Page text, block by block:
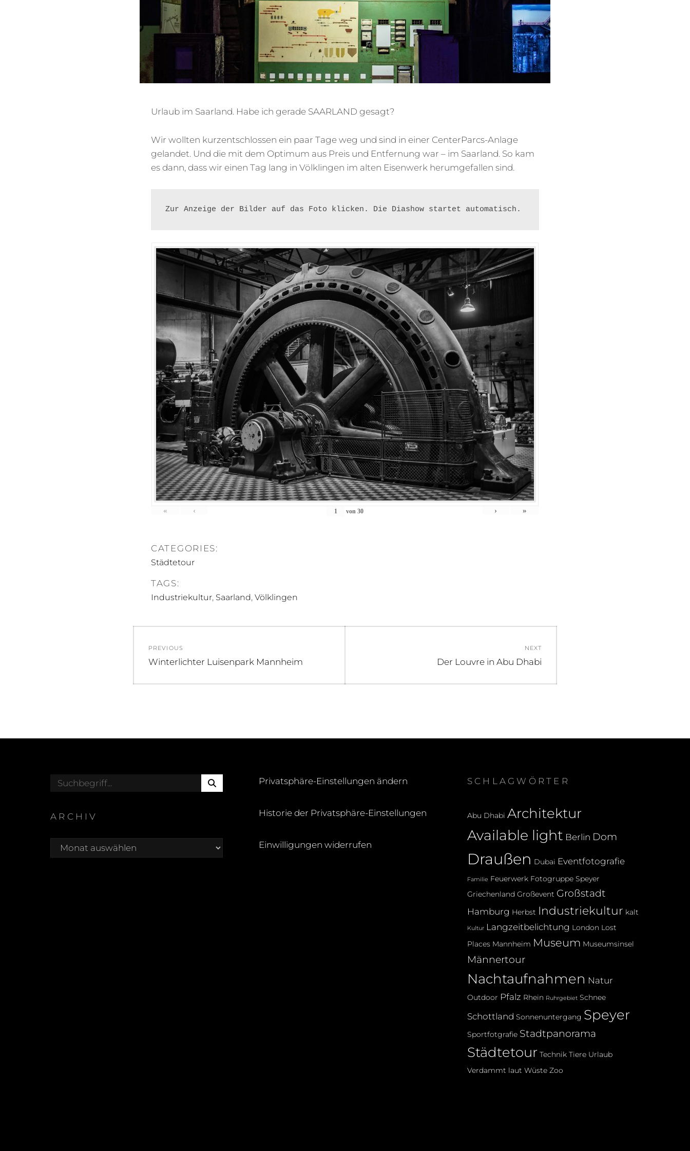
Urlaub im Saarland. Habe ich gerade SAARLAND gesagt?
Wir wollten kurzentschlossen ein paar Tage weg und sind in einer CenterParcs-Anlage
gelandet. Und die mit dem Optimum aus Preis und Entfernung war – im Saarland. So kam
es dann, dass wir einen Tag lang in Völklingen im alten Eisenwerk herumgefallen sind.
Zur Anzeige der Bilder auf das Foto klicken. Die Diashow startet automatisch.
« ‹ von 30 › »
CATEGORIES:
Städtetour
TAGS:
Industriekultur, Saarland, Völklingen
PREVIOUS
Previous
Winterlichter Luisenpark Mannheim
NEXT
Next
Der Louvre in Abu Dhabi
Search
ARCHIV
Archiv
Privatsphäre-Einstellungen ändern
Historie der Privatsphäre-Einstellungen
Einwilligungen widerrufen
SCHLAGWÖRTER
Abu Dhabi Architektur
Available light Berlin Dom
Draußen Dubai Eventfotografie
Familie Feuerwerk Fotogruppe Speyer
Griechenland Großevent Großstadt
Hamburg Herbst Industriekultur kalt
Kultur Langzeitbelichtung London Lost
Places Mannheim Museum Museumsinsel
Männertour
Nachtaufnahmen Natur
Outdoor Pfalz Rhein Ruhrgebiet Schnee
Schottland Sonnenuntergang Speyer
Sportfotgrafie Stadtpanorama
Städtetour Technik Tiere Urlaub
Verdammt laut Wüste Zoo